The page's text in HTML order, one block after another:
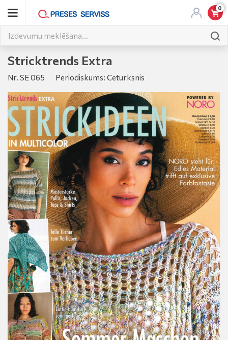
0
Stricktrends Extra
Nr. SE 065 Periodiskums: Ceturksnis